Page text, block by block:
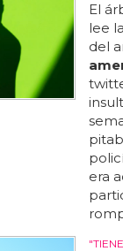
El
lee
del
era